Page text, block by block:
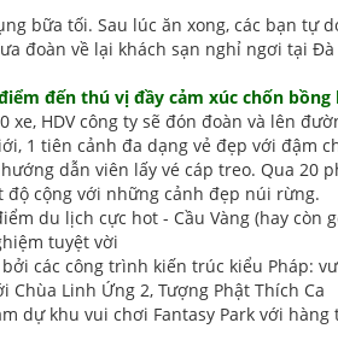
bữa tối. Sau lúc ăn xong, các bạn tự
đoàn về lại khách sạn nghỉ ngơi tại Đà
đến thú vị đầy cảm xúc chốn bồng
xe, HDV công ty sẽ đón đoàn và lên
1 tiên cảnh đa dạng vẻ đẹp với đậm
dẫn viên lấy vé cáp treo. Qua 20
cộng với những cảnh đẹp núi rừng.
du lịch cực hot - Cầu Vàng (hay còn
tuyệt vời
các công trình kiến trúc kiểu Pháp:
Linh Ứng 2, Tượng Phật Thích Ca
dự khu vui chơi Fantasy Park với